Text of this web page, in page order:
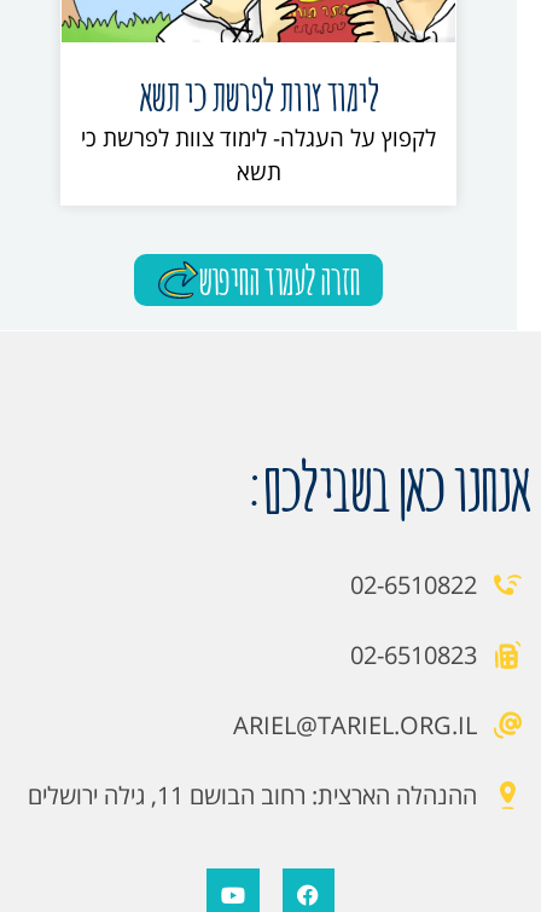
לימוד צוות לפרשת כי תשא
לקפוץ על העגלה- לימוד צוות לפרשת כי
תשא
חזרה לעמוד החיפוש
אנחנו כאן בשבילכם:
02-6510822
02-6510823
ARIEL@TARIEL.ORG.IL
ההנהלה הארצית: רחוב הבושם 11, גילה ירושלים